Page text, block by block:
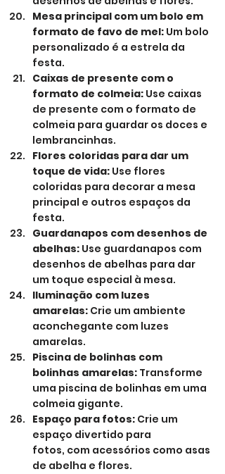
Mesa principal com um bolo em
formato de favo de mel: Um bolo
personalizado é a estrela da
festa.
Caixas de presente com o
formato de colmeia: Use caixas
de presente com o formato de
colmeia para guardar os doces e
lembrancinhas.
Flores coloridas para dar um
toque de vida: Use flores
coloridas para decorar a mesa
principal e outros espaços da
festa.
Guardanapos com desenhos de
abelhas: Use guardanapos com
desenhos de abelhas para dar
um toque especial à mesa.
Iluminação com luzes
amarelas: Crie um ambiente
aconchegante com luzes
amarelas.
Piscina de bolinhas com
bolinhas amarelas: Transforme
uma piscina de bolinhas em uma
colmeia gigante.
Espaço para fotos: Crie um
espaço divertido para
fotos, com acessórios como asas
de abelha e flores.